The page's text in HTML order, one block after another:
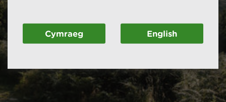
Cymraeg English